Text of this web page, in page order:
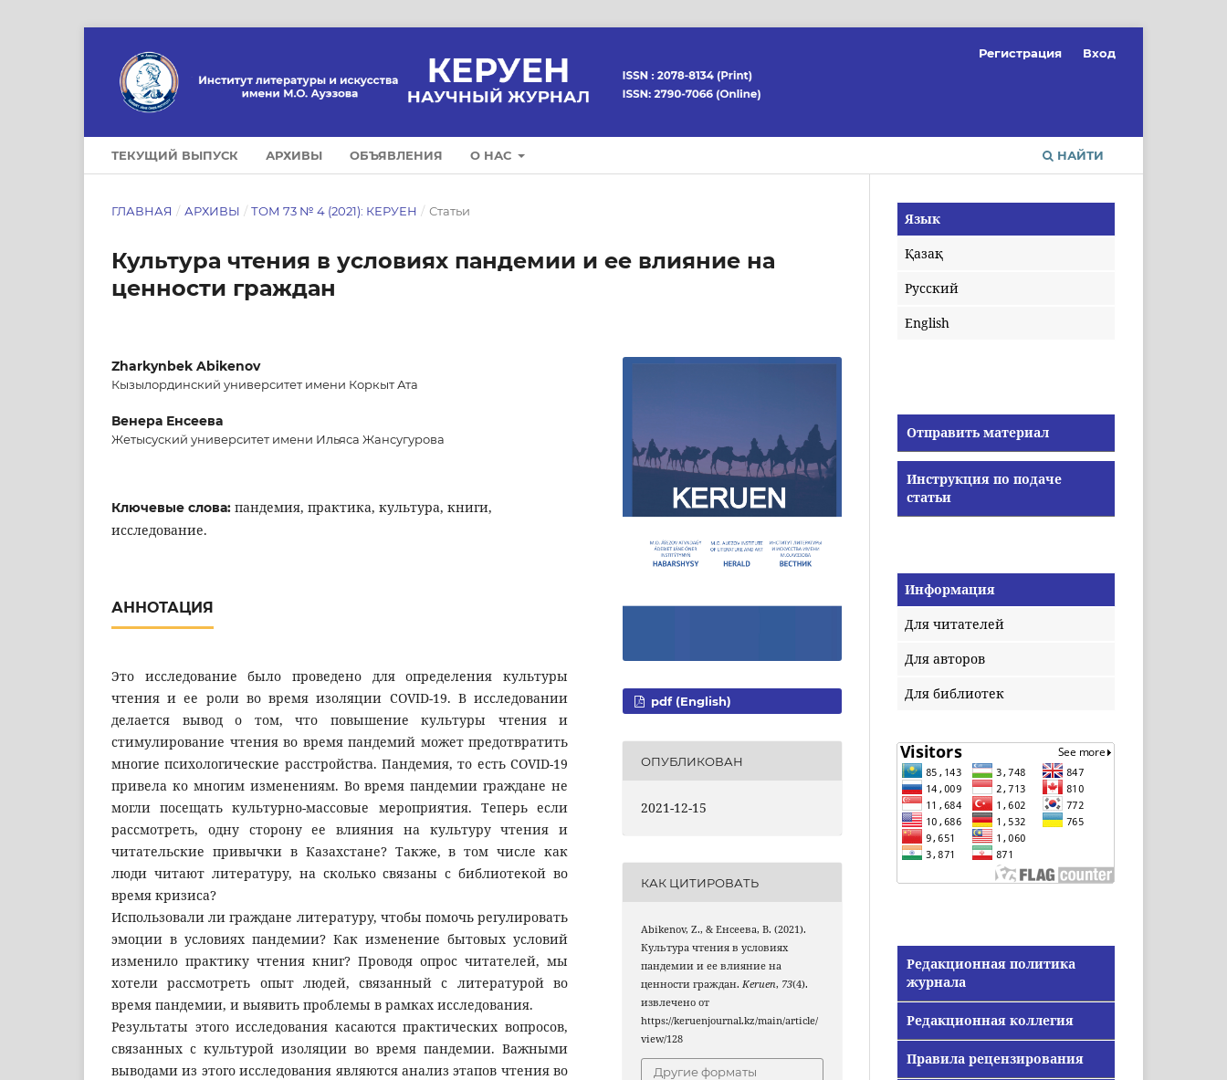
ТЕКУЩИЙ ВЫПУСК АРХИВЫ ОБЪЯВЛЕНИЯ О НАС НАЙТИ
Регистрация Вход
ГЛАВНАЯ / АРХИВЫ / ТОМ 73 № 4 (2021): КЕРУЕН / Статьи
Культура чтения в условиях пандемии и ее влияние на
ценности граждан
Zharkynbek Abikenov
Кызылординский университет имени Коркыт Ата
Венера Енсеева
Жетысуский университет имени Ильяса Жансугурова
Ключевые слова: пандемия, практика, культура, книги,
исследование.
АННОТАЦИЯ
Это исследование было проведено для определения культуры
чтения и ее роли во время изоляции COVID-19. В исследовании
делается вывод о том, что повышение культуры чтения и
стимулирование чтения во время пандемий может предотвратить
многие психологические расстройства. Пандемия, то есть COVID-19
привела ко многим изменениям. Во время пандемии граждане не
могли посещать культурно-массовые мероприятия. Теперь если
рассмотреть, одну сторону ее влияния на культуру чтения и
читательские привычки в Казахстане? Также, в том числе как
люди читают литературу, на сколько связаны с библиотекой во
время кризиса?
Использовали ли граждане литературу, чтобы помочь регулировать
эмоции в условиях пандемии? Как изменение бытовых условий
изменило практику чтения книг? Проводя опрос читателей, мы
хотели рассмотреть опыт людей, связанный с литературой во
время пандемии, и выявить проблемы в рамках исследования.
Результаты этого исследования касаются практических вопросов,
связанных с культурой изоляции во время пандемии. Важными
выводами из этого исследования являются анализ этапов чтения во
pdf (English)
ОПУБЛИКОВАН
2021-12-15
КАК ЦИТИРОВАТЬ
Abikenov, Z., & Енсеева, В. (2021).
Культура чтения в условиях
пандемии и ее влияние на
ценности граждан.Keruen, 73(4).
извлечено от
https://keruenjournal.kz/main/article/
view/128
Другие форматы
Язык
Қазақ
Русский
English
Отправить материал
Инструкция по подаче
статьи
Информация
Для читателей
Для авторов
Для библиотек
Редакционная политика
журнала
Редакционная коллегия
Правила рецензирования